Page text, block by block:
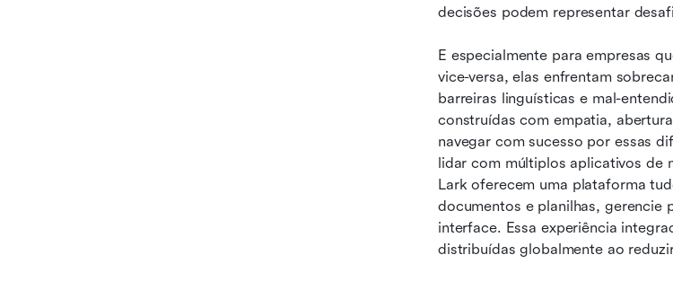
decisões podem representar
E especialmente para empresas
vice-versa, elas enfrentam
barreiras linguísticas e mal-
construídas com empatia,
navegar com sucesso por essas
lidar com múltiplos aplicativos de
Lark oferecem uma plataforma
documentos e planilhas, gerencie
interface. Essa experiência
distribuídas globalmente ao